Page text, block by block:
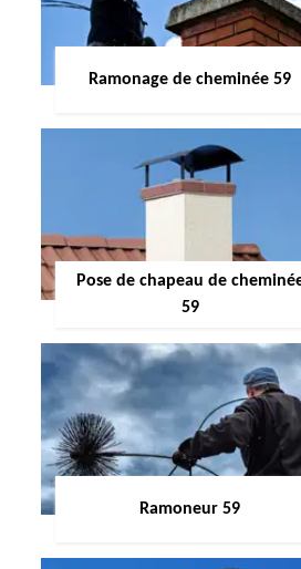
Ramonage de cheminée 59
Pose de chapeau de
59
Ramoneur 59